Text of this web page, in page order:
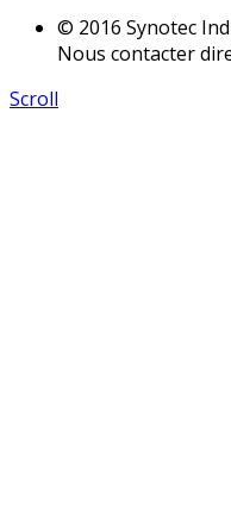
© 2016 Synotec
Nous contacter
Scroll